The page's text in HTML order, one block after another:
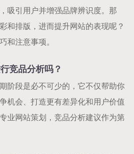
吸引用户并增强品牌辨识度。那
和排版，进而提升网站的表现呢？
和注意事项。
竞品分析吗？
阶段是必不可少的，它不仅帮助你
机会、打造更有差异化和用户价值
业网站策划，竞品分析建议作为第